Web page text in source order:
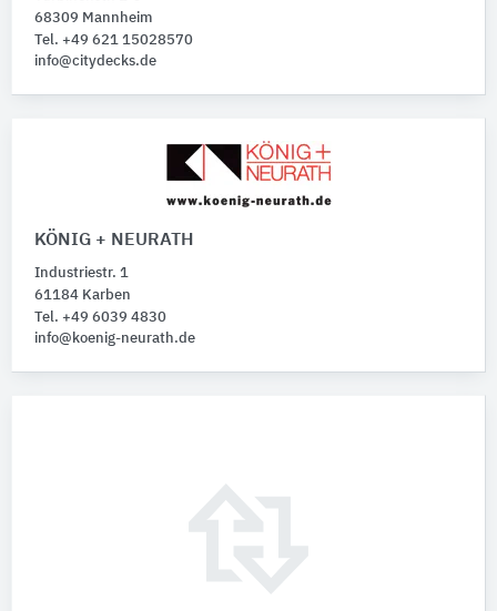
68309 Mannheim
Tel. +49 621 15028570
info@citydecks.de
KÖNIG + NEURATH
Industriestr. 1
61184 Karben
Tel. +49 6039 4830
info@koenig-neurath.de